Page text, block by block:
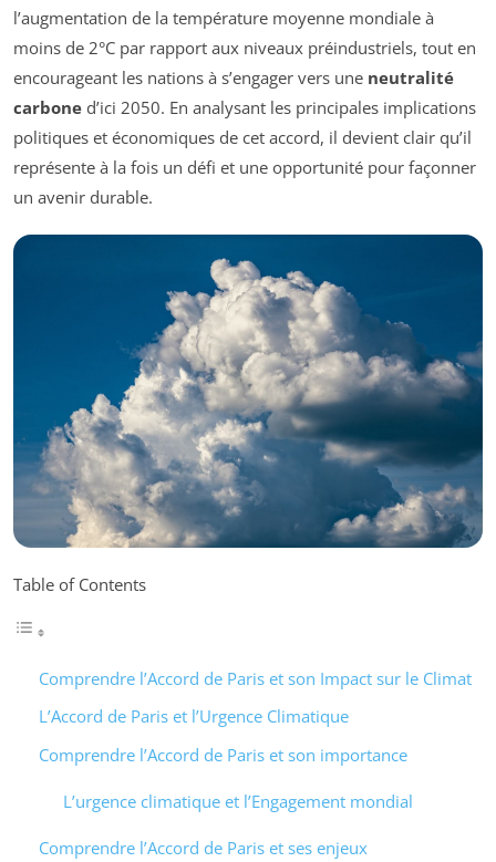
l’augmentation de la température moyenne mondiale à
moins de 2°C par rapport aux niveaux préindustriels, tout en
encourageant les nations à s’engager vers une neutralité
carbone d’ici 2050. En analysant les principales implications
politiques et économiques de cet accord, il devient clair qu’il
représente à la fois un défi et une opportunité pour façonner
un avenir durable.
Table of Contents
Comprendre l’Accord de Paris et son Impact sur le Climat
L’Accord de Paris et l’Urgence Climatique
Comprendre l’Accord de Paris et son importance
L’urgence climatique et l’Engagement mondial
Comprendre l’Accord de Paris et ses enjeux